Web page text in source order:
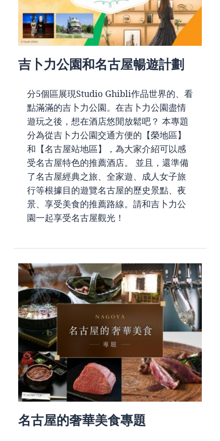
吉卜力公園和名古屋暢遊計劃
分5個區展現Studio Ghibli作品世界的、看
點滿滿的吉卜力公園。在吉卜力公園盡情
遊玩之後，想在酒店悠閒放鬆吧？ 本專題
分為從吉卜力公園交通方便的【榮地區】
和【名古屋站地區】，為大家介紹可以感
受名古屋特色的推薦酒店。 並且，還準備
了名古屋經典之旅、全家遊、成人女子旅
行等根據目的遊覽名古屋的歷史景點、夜
景、享受美食的推薦路線。請和吉卜力公
園一起享受名古屋觀光！
名古屋的奢華美食專題